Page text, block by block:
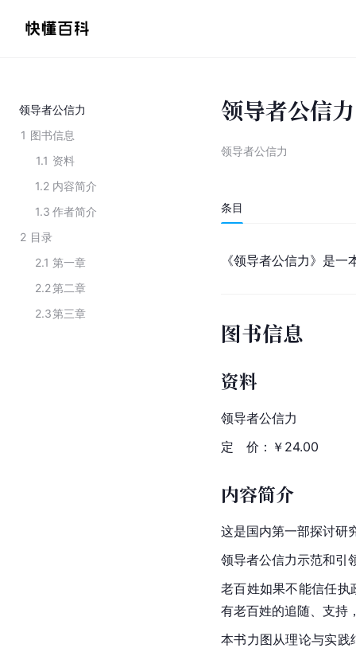
领导者公信力
1 图书信息
1.1 资料
1.2 内容简介
1.3 作者简介
2 目录
2.1 第一章
2.2第二章
2.3第三章
领导者公信力
领导者公信力
条目
《领导者公信力》是一
图书信息
资料
领导者公信力
定　价：￥24.00
内容简介
这是国内第一部探讨研
领导者公信力示范和引
老百姓如果不能信任执
有老百姓的追随、支持
本书力图从理论与实践